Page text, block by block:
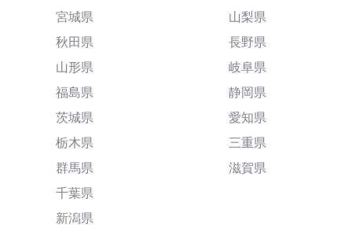
宮城県
秋田県
山形県
福島県
茨城県
栃木県
群馬県
千葉県
新潟県
山梨県
長野県
岐阜県
静岡県
愛知県
三重県
滋賀県